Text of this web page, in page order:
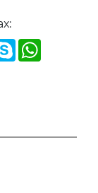
Skype